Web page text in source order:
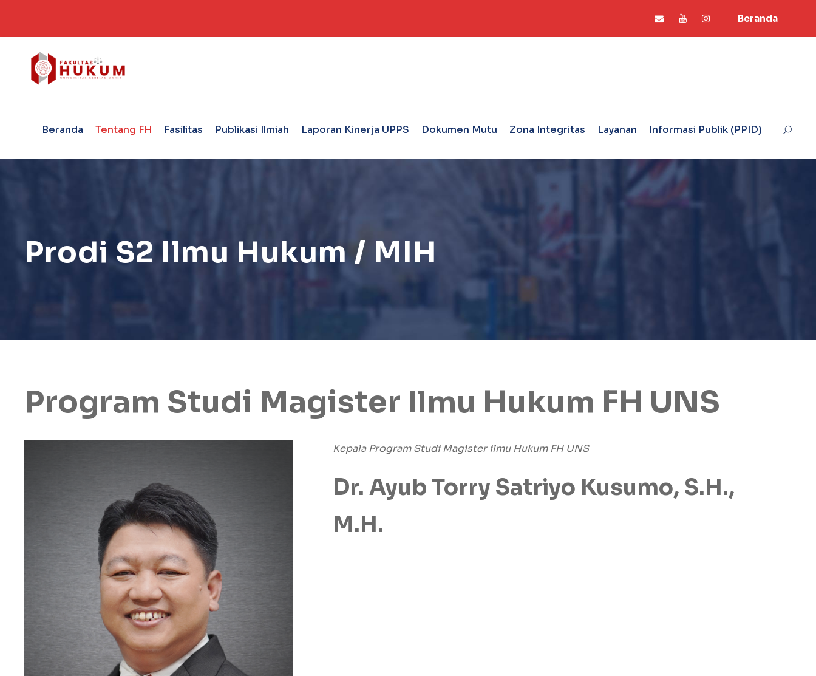
Beranda
Beranda Tentang FH Fasilitas Publikasi Ilmiah Laporan Kinerja UPPS Dokumen Mutu Zona Integritas Layanan Informasi Publik (PPID)
Prodi S2 Ilmu Hukum / MIH
Program Studi Magister Ilmu Hukum FH UNS
Kepala Program Studi Magister ilmu Hukum FH UNS
Dr. Ayub Torry Satriyo Kusumo, S.H.,
M.H.